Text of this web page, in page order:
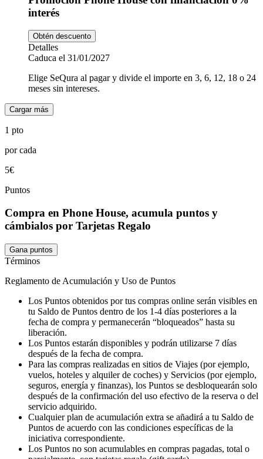
interés
Obtén descuento
Detalles
Caduca el 31/01/2027
Elige SeQura al pagar y divide el importe en 3, 6, 12, 18 o 24
meses sin intereses.
Cargar más
1 pto
por cada
5€
Puntos
Compra en Phone House, acumula puntos y
cámbialos por Tarjetas Regalo
Gana puntos
Términos
Reglamento de Acumulación y Uso de Puntos
Los Puntos obtenidos por tus compras online serán visibles en
tu Saldo de Puntos dentro de los 1-4 días posteriores a la
fecha de compra y permanecerán “bloqueados” hasta su
liberación.
Los Puntos estarán disponibles y podrán utilizarse 7 días
después de la fecha de compra.
Para las compras realizadas en sitios de Viajes (por ejemplo,
vuelos, hoteles y alquiler de coches) y Servicios (por ejemplo,
seguros, energía y finanzas), los Puntos se desbloquearán solo
después de la confirmación del uso efectivo de la reserva o del
servicio adquirido.
Cualquier plan de acumulación extra se añadirá a tu Saldo de
Puntos de acuerdo con las condiciones específicas de la
iniciativa correspondiente.
Los Puntos no son acumulables en compras pagadas, total o